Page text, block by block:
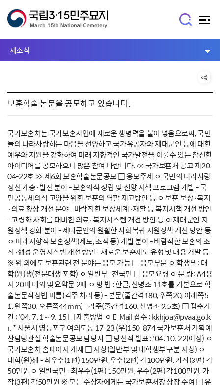
새소식
보훈학술 논문을 공모하고 있습니다.
국가보훈처는 국가보훈사업에 새로운 생명력을 불어 넣음으로써, 국민
들의 나라사랑하는 마음을 선양하고 국가유공자와 제대군인 등에 대한
예우와 지원을 강화하여 미래 지향적인 국가발전을 이룰수 있는 참신한
아이디어를 공모하오니 많은 참여 바랍니다. << 국가보훈처 공고 제20
04-22호 >> 제6회 보훈학술논문공모 □ 응모주제 ㅇ 국민의 나라사랑
정신 계승·발전 분야 - 보훈의식 정립 및 선양 시책 프로그램 개발 - 국
민공동체의식 고양을 위한 보훈의 역할 제고방안 등 ㅇ 보훈 보상·복지
·의료 향상 개선 분야 - 바람직한 보상체계·재활 등 복지시책 개선 방안
- 고령화 사회를 대비한 의료·복지시스템 개선 방안 등 ㅇ 제대군인 지
원정책 강화 분야 - 제대군인의 원활한 사회복귀 지원정책 개선 방안 등
ㅇ 미래지향적 보훈정책(제도, 조직 등) 개발 분야 - 바람직한 보훈의 조
직·행정 운영시스템 개선 방안 - 새로운 보훈제도 유형 및 내용 개발 등
※ 위 외에도 보훈관련 전 분야는 응모 가능 □ 응모부문 ㅇ 학생부 : 대
학(원)생(전문대생 포함) ㅇ 일반부 : 전국민 □ 응모요령 ㅇ 분 량 : A4용
지 20매 내외 및 요약문 2매 ㅇ 방 법 : 한글, 신명조 11호를 기본으로 학
술논문작성법 따름(각주 처리 등) - 본문(줄간격180, 위쪽20, 아래쪽5
1, 왼쪽30, 오른쪽44mm) - 각주(줄간격160, 신명조 9.5호) □ 접수기
간 : '04. 7. 1～9. 15 □ 제출방법 ㅇ E-Mail 접수 : kkhjoa@pvaa.go.k
r. * 서울시 영등포구 여의도동 17-23 (우)150-874 국가보훈처 기획예
산담당관실 학술논문공모 담당자 □ 당선작 발표 : '04. 10. 22(예정) ㅇ
국가보훈처 홈페이지 게재 □ 시상(일반부 및 대학생부 구분 시상) ㅇ
대학(원)생 - 최우수(1편) 150만원, 우수(2편) 각100만원, 가작(3편) 각
50만원 ㅇ 일반국민 - 최우수(1편) 150만원, 우수(2편) 각100만원, 가
작(3편) 각50만원 ※ 모든 수상자에게는 국가보훈처장 상장 수여 □ 유